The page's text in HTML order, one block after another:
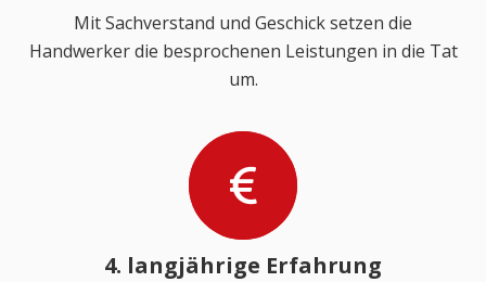
Mit Sachverstand und Geschick setzen die
Handwerker die besprochenen Leistungen in die Tat
um.
4. langjährige Erfahrung